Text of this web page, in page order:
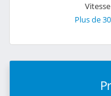
Plus de